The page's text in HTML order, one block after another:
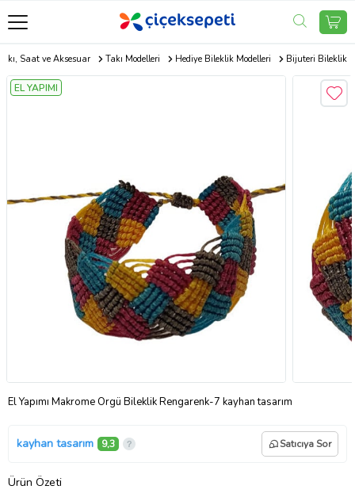
Saat ve Aksesuar Takı Modelleri Hediye Bileklik Modelleri Bijuteri Bileklik
EL YAPIMI
El Yapımı Makrome Örgü Bileklik Rengarenk-7 kayhan tasarım
kayhan tasarım 9,3 Satıcıya Sor
Ürün Özeti